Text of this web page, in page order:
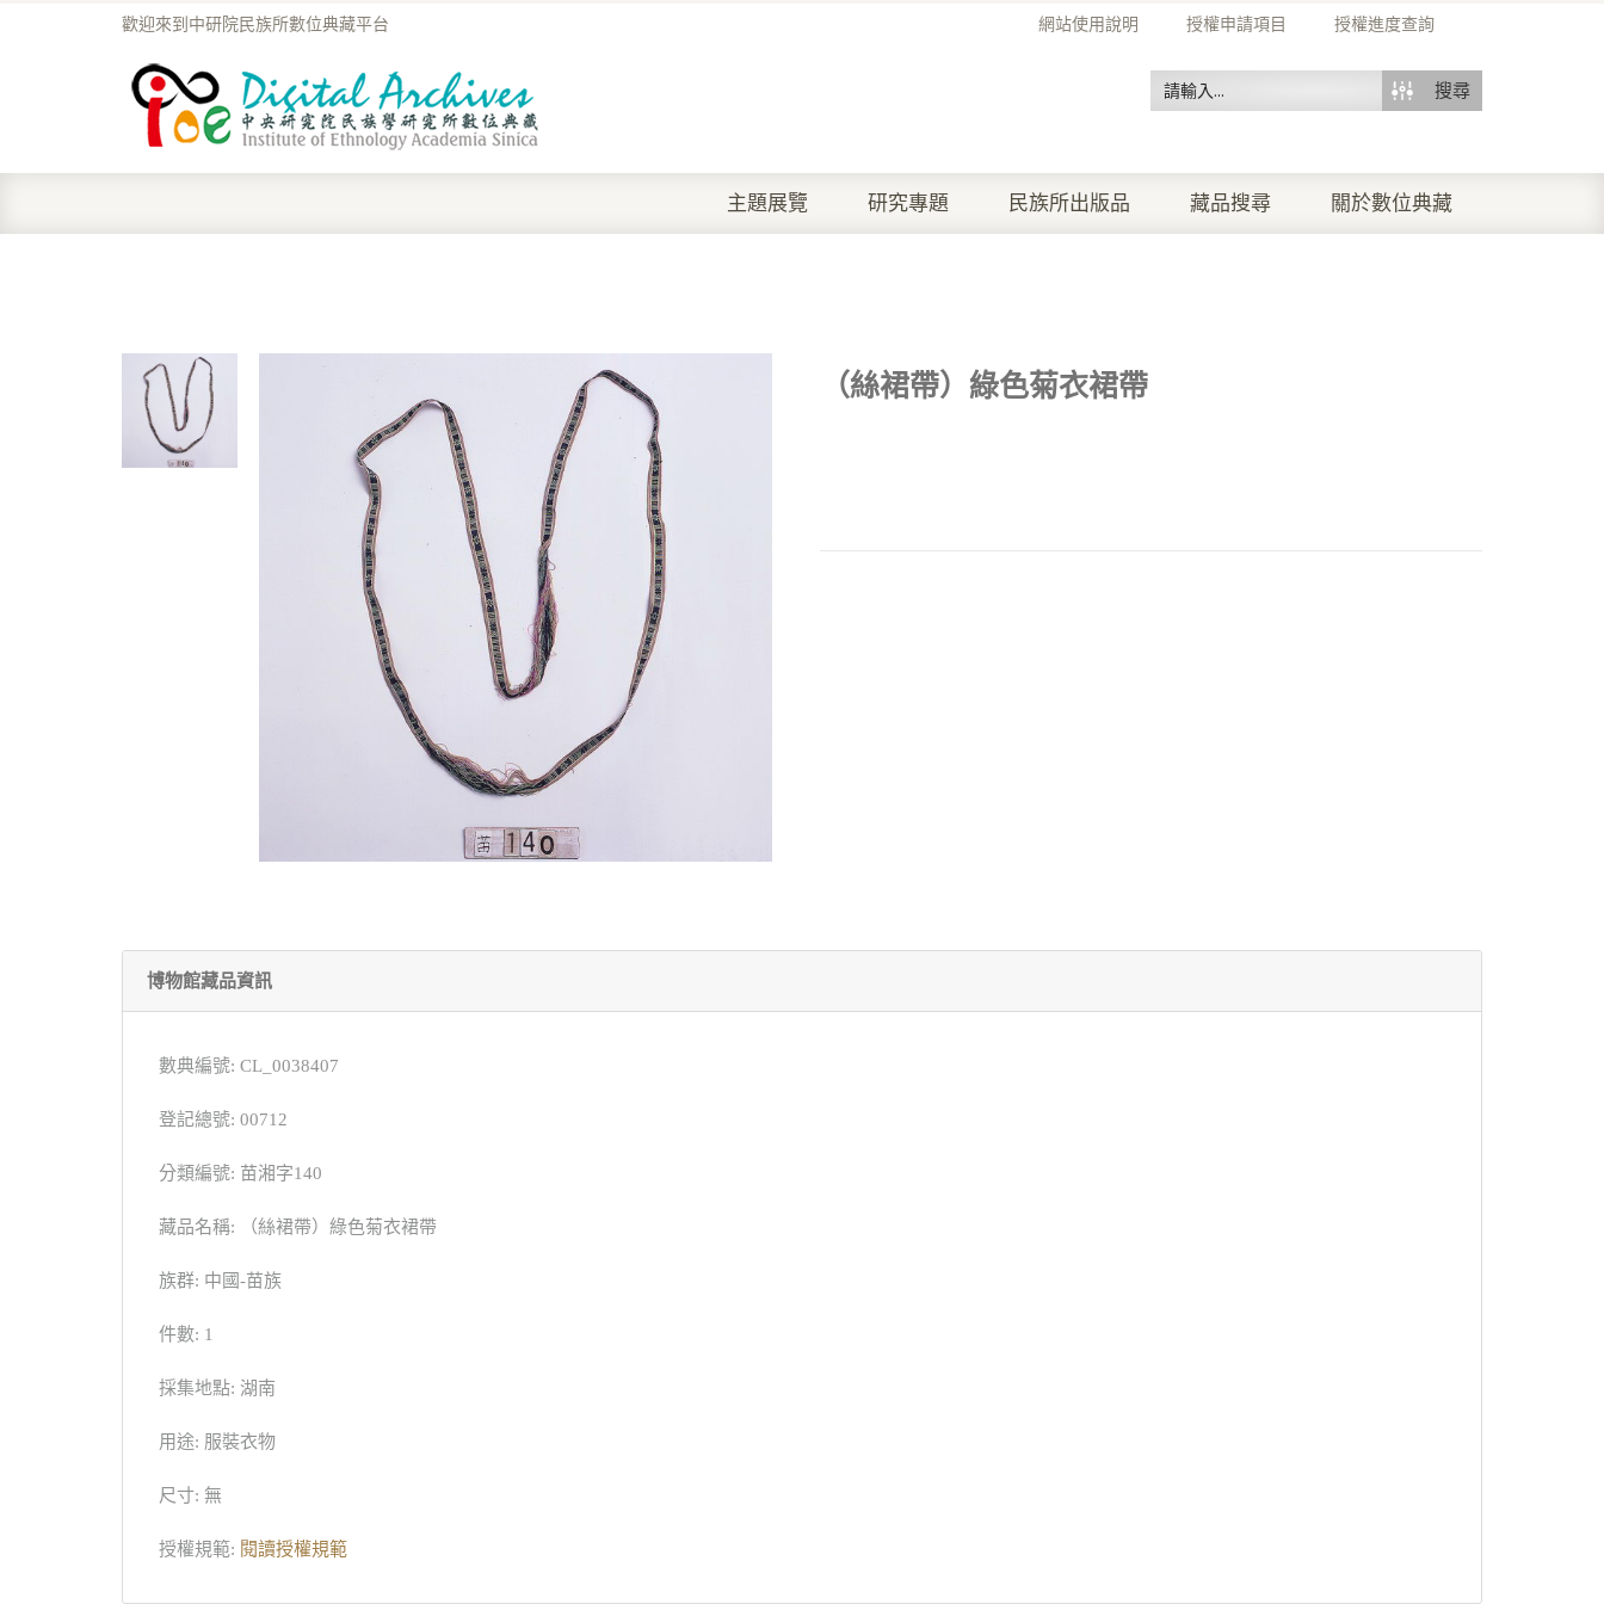
網站使用說明 授權申請項目 授權進度查詢
歡迎來到中研院民族所數位典藏平台
搜尋
主題展覽 研究專題 民族所出版品 藏品搜尋 關於數位典藏
（絲裙帶）綠色菊衣裙帶
博物館藏品資訊
數典編號: CL_0038407
登記總號: 00712
分類編號: 苗湘字140
藏品名稱: （絲裙帶）綠色菊衣裙帶
族群: 中國-苗族
件數: 1
採集地點: 湖南
用途: 服裝衣物
尺寸: 無
授權規範: 閱讀授權規範